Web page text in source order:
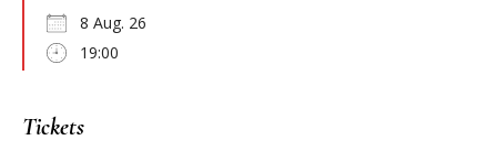
8 Aug. 26
19:00
Tickets